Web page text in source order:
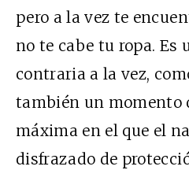
pero a la vez te
no te cabe tu ropa. Es
contraria a la vez,
también un momento
máxima en el que el
disfrazado de